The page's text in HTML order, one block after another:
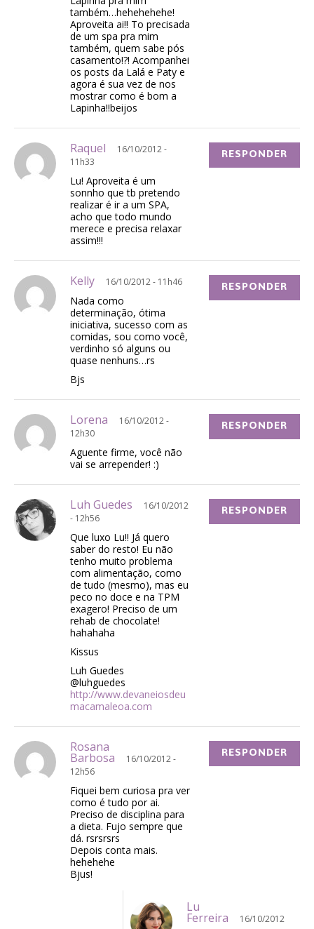
também…hehehehehe!
Aproveita ai!! To precisada
de um spa pra mim
também, quem sabe pós
casamento!?! Acompanhei
os posts da Lalá e Paty e
agora é sua vez de nos
mostrar como é bom a
Lapinha!!beijos
Raquel
16/10/2012 -
11h33
Lu! Aproveita é um
sonnho que tb pretendo
realizar é ir a um SPA,
acho que todo mundo
merece e precisa relaxar
assim!!!
RESPONDER
Kelly 16/10/2012 - 11h46
Nada como
determinação, ótima
iniciativa, sucesso com as
comidas, sou como você,
verdinho só alguns ou
quase nenhuns…rs
Bjs
RESPONDER
Lorena
16/10/2012 -
12h30
Aguente firme, você não
vai se arrepender! :)
RESPONDER
Luh Guedes
16/10/2012
- 12h56
Que luxo Lu!! Já quero
saber do resto! Eu não
tenho muito problema
com alimentação, como
de tudo (mesmo), mas eu
peco no doce e na TPM
exagero! Preciso de um
rehab de chocolate!
hahahaha
Kissus
Luh Guedes
@luhguedes
http://www.devaneiosdeu
macamaleoa.com
RESPONDER
Rosana
Barbosa
16/10/2012 -
12h56
Fiquei bem curiosa pra ver
como é tudo por ai.
Preciso de disciplina para
a dieta. Fujo sempre que
dá. rsrsrsrs
Depois conta mais.
hehehehe
Bjus!
RESPONDER
Lu
Ferreira
16/10/2012